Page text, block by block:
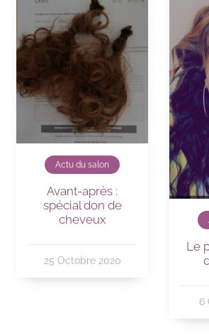
Actu du salon
Avant-après :
spécial don de
cheveux
25 Octobre 2020
Le
6